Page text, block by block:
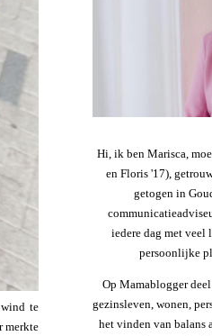
te
merkte
Hi, ik ben Marisca,
en Floris '17),
getogen in
iedere dag met veel
persoonlijke
Op Mamablogger
gezinsleven, wonen,
het vinden van balans